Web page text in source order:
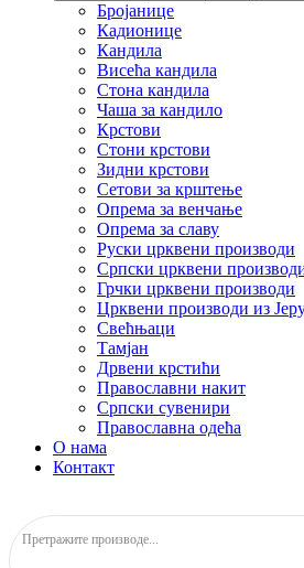
Бројанице
Кадионице
Кандила
Висећа кандила
Стона кандила
Чаша за кандило
Крстови
Стони крстови
Зидни крстови
Сетови за крштење
Опрема за венчање
Опрема за славу
Руски црквени производи
Српски црквени
Грчки црквени производи
Црквени производи из
Свећњаци
Тамјан
Дрвени крстићи
Православни накит
Српски сувенири
Православна одећа
О нама
Контакт